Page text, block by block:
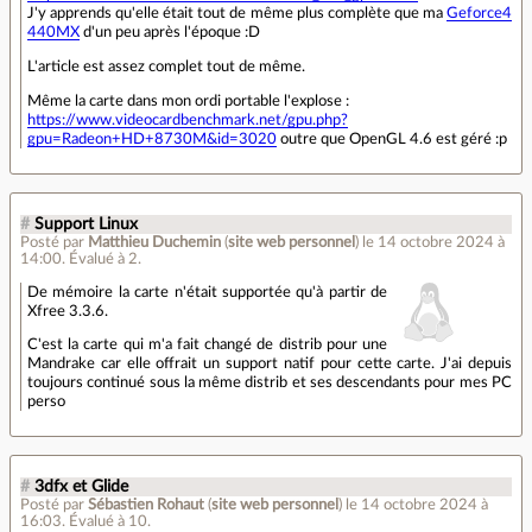
J'y apprends qu'elle était tout de même plus complète que ma Geforce4
440MX d'un peu après l'époque :D
L'article est assez complet tout de même.
Même la carte dans mon ordi portable l'explose :
https://www.videocardbenchmark.net/gpu.php?
gpu=Radeon+HD+8730M&id=3020 outre que OpenGL 4.6 est géré :p
# Support Linux
Posté par Matthieu Duchemin (site web personnel ) le 14 octobre 2024 à
14:00. Évalué à 2.
De mémoire la carte n'était supportée qu'à partir de
Xfree 3.3.6.
C'est la carte qui m'a fait changé de distrib pour une
Mandrake car elle offrait un support natif pour cette carte. J'ai depuis
toujours continué sous la même distrib et ses descendants pour mes PC
perso
# 3dfx et Glide
Posté par Sébastien Rohaut (site web personnel ) le 14 octobre 2024 à
16:03. Évalué à 10.